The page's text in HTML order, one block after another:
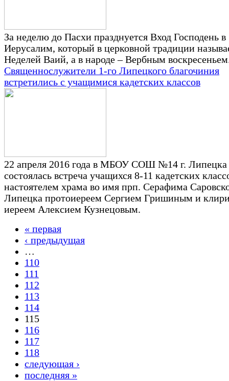
За неделю до Пасхи празднуется Вход Господень в
Иерусалим, который в церковной традиции
Неделей Ваий, а в народе – Вербным
Священнослужители 1-го Липецкого благочиния
встретились с учащимися кадетских классов
22 апреля 2016 года в МБОУ СОШ №14 г. Липецка
состоялась встреча учащихся 8-11 кадетских
настоятелем храма во имя прп. Серафима
Липецка протоиереем Сергием Гришиным и
иереем Алексием Кузнецовым.
Страницы
« первая
‹ предыдущая
…
110
111
112
113
114
115
116
117
118
следующая ›
последняя »